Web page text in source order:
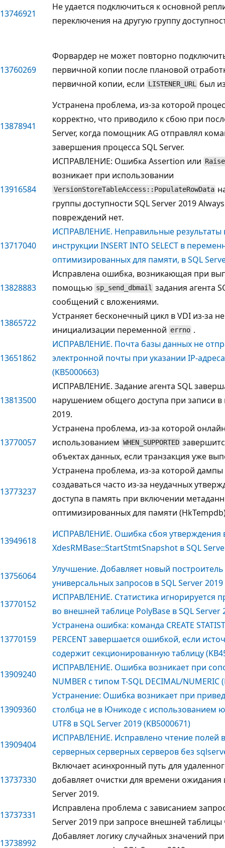
13746921
Не удается подключиться к основной
переключения на другую группу
13760269
Форвардер не может повторно
первичной копии после плановой
первичной копии, если LISTENER_URL был
13878941
Устранена проблема, из-за которой
корректно, что приводило к сбою при
Server, когда помощник AG отправлял
завершения процесса SQL Server.
13916584
ИСПРАВЛЕНИЕ: Ошибка Assertion или
возникает при использовании
VersionStoreTableAccess::PopulateRowData
группы доступности SQL Server 2019
повреждений нет.
13717040
ИСПРАВЛЕНИЕ. Неправильные результаты
инструкции INSERT INTO SELECT в
оптимизированных для памяти, в SQL
13828883
Исправлена ошибка, возникающая при
помощью sp_send_dbmail задания агента
сообщений с вложениями.
13865722
Устраняет бесконечный цикл в VDI из-за
инициализации переменной errno .
13651862
ИСПРАВЛЕНИЕ. Почта базы данных не
электронной почты при указании IP-
(KB5000663)
13813500
ИСПРАВЛЕНИЕ. Задание агента SQL
нарушением общего доступа при записи в
2019.
13770057
Устранена проблема, из-за которой
использованием WHEN_SUPPORTED
объектах данных, если транзакция уже
13773237
Устранена проблема, из-за которой дампы
создаваться часто из-за неудачных
доступа в память при включении
оптимизированных для памяти
13949618
ИСПРАВЛЕНИЕ. Ошибка сбоя утверждения
XdesRMBase::StartStmtSnapshot в SQL
13756064
Улучшение. Добавляет новый
универсальных запросов в SQL Server 2019
13770152
ИСПРАВЛЕНИЕ. Статистика игнорируется
во внешней таблице PolyBase в SQL Server
13770159
Устранена ошибка: команда CREATE
PERCENT завершается ошибкой, если
содержит секционированную таблицу
13909240
ИСПРАВЛЕНИЕ. Ошибка возникает при
NUMBER с типом T-SQL DECIMAL/NUMERIC
13909360
Устранение: Ошибка возникает при
столбца не в Юникоде с использованием
UTF8 в SQL Server 2019 (KB5000671)
13909404
ИСПРАВЛЕНИЕ. Исправлено чтение полей
серверных серверных серверов без
13737330
Включает асинхронный путь для
добавляет очистки для времени
Server 2019.
13737331
Исправлена проблема с зависанием
Server 2019 при запросе внешней таблицы
13738992
Добавляет логику случайных значений